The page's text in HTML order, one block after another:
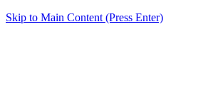
Skip to Main Content (Press Enter)